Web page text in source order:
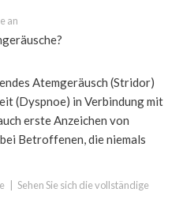
an
Atemgeräusch (Stridor)
(Dyspnoe) in Verbindung mit
erste Anzeichen von
Betroffenen, die niemals
Sehen Sie sich die vollständige